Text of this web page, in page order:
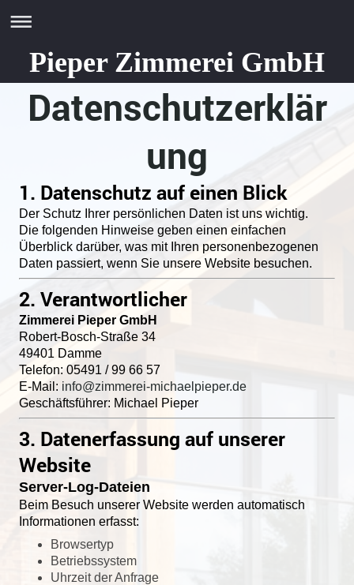
Pieper Zimmerei GmbH
Datenschutzerklär
ung
1. Datenschutz auf einen Blick
Der Schutz Ihrer persönlichen Daten ist uns wichtig.
Die folgenden Hinweise geben einen einfachen
Überblick darüber, was mit Ihren personenbezogenen
Daten passiert, wenn Sie unsere Website besuchen.
2. Verantwortlicher
Zimmerei Pieper GmbH
Robert-Bosch-Straße 34
49401 Damme
Telefon: 05491 / 99 66 57
E-Mail: info@zimmerei-michaelpieper.de
Geschäftsführer: Michael Pieper
3. Datenerfassung auf unserer
Website
Server-Log-Dateien
Beim Besuch unserer Website werden automatisch
Informationen erfasst:
Browsertyp
Betriebssystem
Uhrzeit der Anfrage